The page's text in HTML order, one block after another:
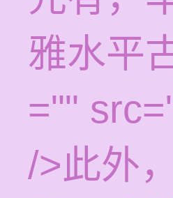
雅水平
=""
/>此外